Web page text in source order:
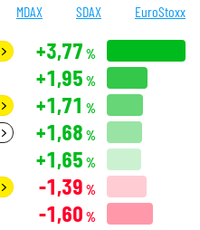
MDAX SDAX EuroStoxx
+3,77 %
+1,95 %
+1,71 %
+1,68 %
+1,65 %
-1,39 %
-1,60 %